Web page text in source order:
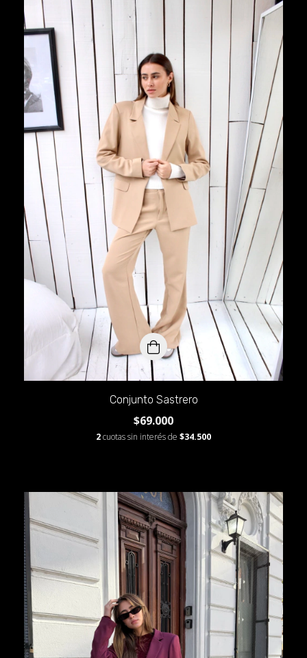
Conjunto Sastrero
$69.000
2cuotas sin interés de $34.500